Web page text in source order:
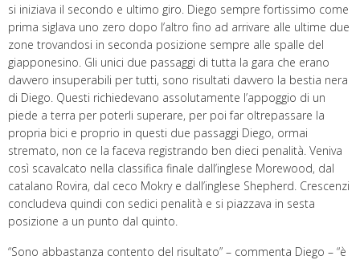
si iniziava il secondo e ultimo giro. Diego sempre fortissimo come
prima siglava uno zero dopo l’altro fino ad arrivare alle ultime due
zone trovandosi in seconda posizione sempre alle spalle del
giapponesino. Gli unici due passaggi di tutta la gara che erano
davvero insuperabili per tutti, sono risultati davvero la bestia nera
di Diego. Questi richiedevano assolutamente l’appoggio di un
piede a terra per poterli superare, per poi far oltrepassare la
propria bici e proprio in questi due passaggi Diego, ormai
stremato, non ce la faceva registrando ben dieci penalità. Veniva
così scavalcato nella classifica finale dall’inglese Morewood, dal
catalano Rovira, dal ceco Mokry e dall’inglese Shepherd. Crescenzi
concludeva quindi con sedici penalità e si piazzava in sesta
posizione a un punto dal quinto.
“Sono abbastanza contento del risultato” – commenta Diego – “è